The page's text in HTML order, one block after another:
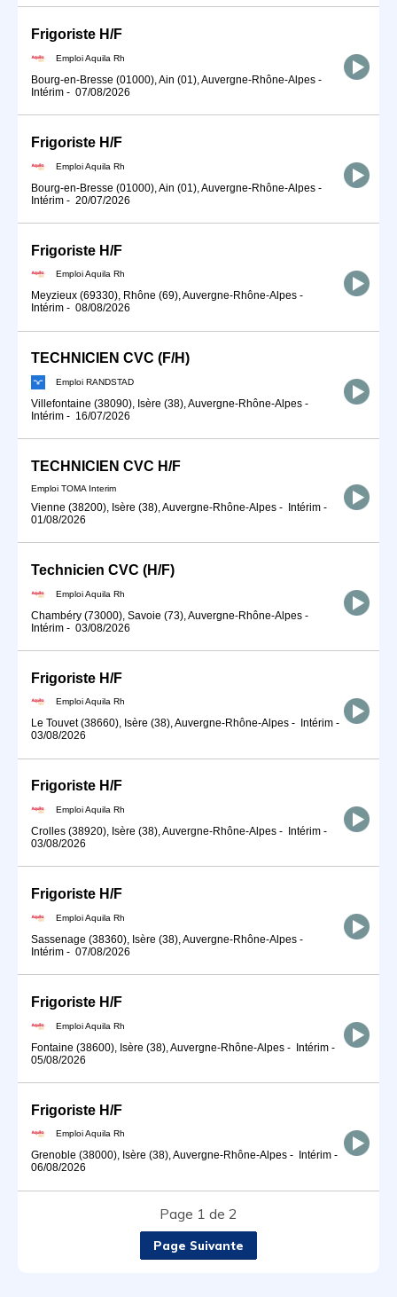
Frigoriste H/F
Emploi Aquila Rh
Bourg-en-Bresse (01000), Ain (01), Auvergne-Rhône-Alpes -
Intérim - 07/08/2026
Frigoriste H/F
Emploi Aquila Rh
Bourg-en-Bresse (01000), Ain (01), Auvergne-Rhône-Alpes -
Intérim - 20/07/2026
Frigoriste H/F
Emploi Aquila Rh
Meyzieux (69330), Rhône (69), Auvergne-Rhône-Alpes -
Intérim - 08/08/2026
TECHNICIEN CVC (F/H)
Emploi RANDSTAD
Villefontaine (38090), Isère (38), Auvergne-Rhône-Alpes -
Intérim - 16/07/2026
TECHNICIEN CVC H/F
Emploi TOMA Interim
Vienne (38200), Isère (38), Auvergne-Rhône-Alpes - Intérim -
01/08/2026
Technicien CVC (H/F)
Emploi Aquila Rh
Chambéry (73000), Savoie (73), Auvergne-Rhône-Alpes -
Intérim - 03/08/2026
Frigoriste H/F
Emploi Aquila Rh
Le Touvet (38660), Isère (38), Auvergne-Rhône-Alpes - Intérim -
03/08/2026
Frigoriste H/F
Emploi Aquila Rh
Crolles (38920), Isère (38), Auvergne-Rhône-Alpes - Intérim -
03/08/2026
Frigoriste H/F
Emploi Aquila Rh
Sassenage (38360), Isère (38), Auvergne-Rhône-Alpes -
Intérim - 07/08/2026
Frigoriste H/F
Emploi Aquila Rh
Fontaine (38600), Isère (38), Auvergne-Rhône-Alpes - Intérim -
05/08/2026
Frigoriste H/F
Emploi Aquila Rh
Grenoble (38000), Isère (38), Auvergne-Rhône-Alpes - Intérim -
06/08/2026
Page 1 de 2
Page Suivante